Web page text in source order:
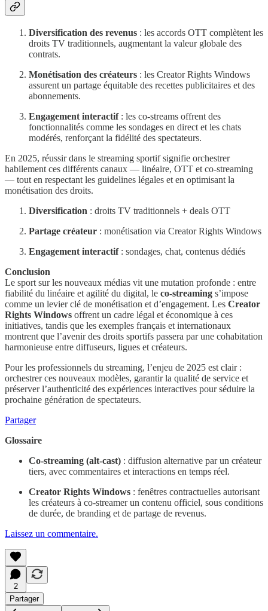
Diversification des revenus : les accords OTT complètent les
droits TV traditionnels, augmentant la valeur globale des
contrats.
Monétisation des créateurs : les Creator Rights Windows
assurent un partage équitable des recettes publicitaires et des
abonnements.
Engagement interactif: les co‑streams offrent des
fonctionnalités comme les sondages en direct et les chats
modérés, renforçant la fidélité des spectateurs.
En 2025, réussir dans le streaming sportif signifie orchestrer
habilement ces différents canaux — linéaire, OTT et co‑streaming
— tout en respectant les guidelines légales et en optimisant la
monétisation des droits.
Diversification : droits TV traditionnels + deals OTT
Partage créateur : monétisation via Creator Rights Windows
Engagement interactif: sondages, chat, contenus dédiés
Conclusion
Le sport sur les nouveaux médias vit une mutation profonde : entre
fiabilité du linéaire et agilité du digital, le co‑streaming s’impose
comme un levier clé de monétisation et d’engagement. Les Creator
Rights Windows offrent un cadre légal et économique à ces
initiatives, tandis que les exemples français et internationaux
montrent que l’avenir des droits sportifs passera par une cohabitation
harmonieuse entre diffuseurs, ligues et créateurs.
Pour les professionnels du streaming, l’enjeu de 2025 est clair :
orchestrer ces nouveaux modèles, garantir la qualité de service et
préserver l’authenticité des expériences interactives pour séduire la
prochaine génération de spectateurs.
Partager
Glossaire
Co-streaming (alt-cast) : diffusion alternative par un créateur
tiers, avec commentaires et interactions en temps réel.
Creator Rights Windows : fenêtres contractuelles autorisant
les créateurs à co-streamer un contenu officiel, sous conditions
de durée, de branding et de partage de revenus.
Laissez un commentaire.
2
Partager